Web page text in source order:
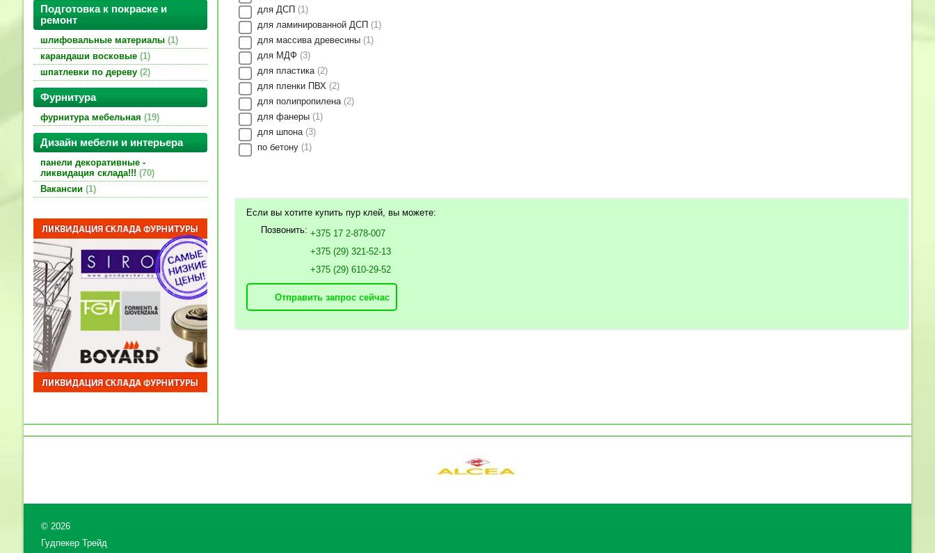
Подготовка к покраске и
ремонт
шлифовальные материалы 1
карандаши восковые 1
шпатлевки по дереву 2
Фурнитура
фурнитура мебельная 19
Дизайн мебели и интерьера
панели декоративные -
ликвидация склада!!! 70
Вакансии 1
для ДСП
1
для ламинированной ДСП
1
для массива древесины 1
для МДФ 3
для пластика 2
для пленки ПВХ
2
для полипропилена 2
для фанеры 1
для шпона 3
по бетону 1
Если вы хотите купить пур клей, вы можете:
Позвонить: +375 17 2-878-007
+375 (29) 321-52-13
+375 (29) 610-29-52
Отправить запрос сейчас
© 2026
Гудпекер Трейд